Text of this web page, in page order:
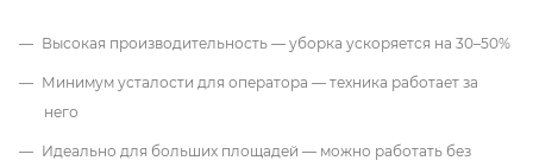
Высокая производительность — уборка ускоряется на 30–50%
Минимум усталости для оператора — техника работает за
него
Идеально для больших площадей — можно работать без